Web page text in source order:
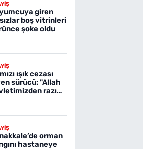
giren
boş vitrinleri
şoke oldu
ışık cezası
sürücü: "Allah
razı
orman
hastaneye